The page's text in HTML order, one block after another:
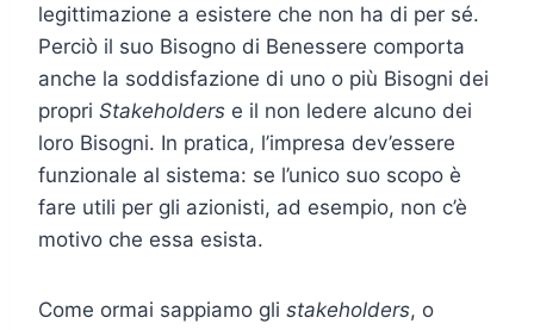
legittimazione a esistere che non ha di per sé.
Perciò il suo Bisogno di Benessere comporta
anche la soddisfazione di uno o più Bisogni dei
propri Stakeholders e il non ledere alcuno dei
loro Bisogni. In pratica, l’impresa dev’essere
funzionale al sistema: se l’unico suo scopo è
fare utili per gli azionisti, ad esempio, non c’è
motivo che essa esista.
Come ormai sappiamo gli stakeholders, o